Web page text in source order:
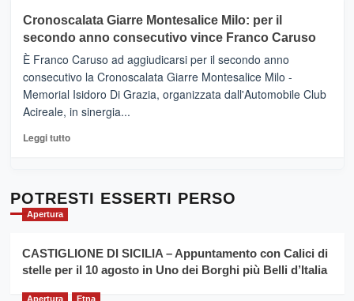
tra
sapori
vicoli
medievali
Mondello
(Palermo)
–
“E
adesso
Pasta
–
Sicilia
l’
evento
la
filiera
grano
Cronoscalata Giarre Montesalice Milo: per il
secondo anno consecutivo vince Franco Caruso
È Franco Caruso ad aggiudicarsi per il secondo anno
consecutivo la Cronoscalata Giarre Montesalice Milo -
Memorial Isidoro Di Grazia, organizzata dall'Automobile Club
Acireale, in sinergia...
Leggi tuttoLeggi
Cronoscalata
per
il
POTRESTI ESSERTI PERSO
Apertura
CASTIGLIONE DI SICILIA – Appuntamento con Calici di
stelle per il 10 agosto in Uno dei Borghi più Belli d’Italia
Apertura Etna